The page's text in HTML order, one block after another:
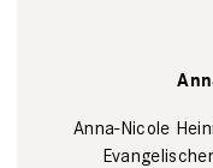
Anna-Nicole